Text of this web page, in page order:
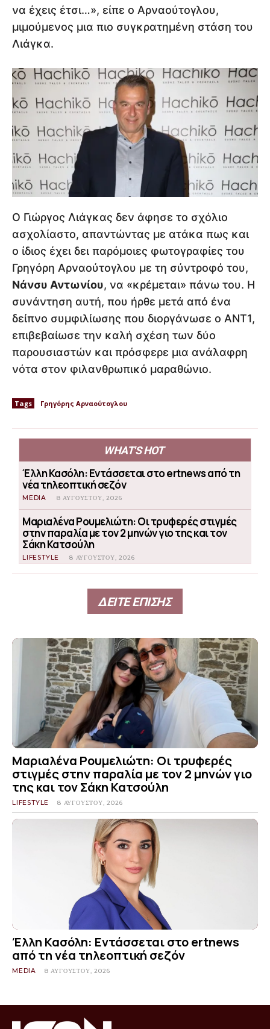
να έχεις έτσι…», είπε ο Αρναούτογλου,
μιμούμενος μια πιο συγκρατημένη στάση του
Λιάγκα.
Ο Γιώργος Λιάγκας δεν άφησε το σχόλιο
ασχολίαστο, απαντώντας με ατάκα πως και
ο ίδιος έχει δει παρόμοιες φωτογραφίες του
Γρηγόρη Αρναούτογλου με τη σύντροφό του,
Νάνσυ Αντωνίου, να «κρέμεται» πάνω του. Η
συνάντηση αυτή, που ήρθε μετά από ένα
δείπνο συμφιλίωσης που διοργάνωσε ο ΑΝΤ1,
επιβεβαίωσε την καλή σχέση των δύο
παρουσιαστών και πρόσφερε μια ανάλαφρη
νότα στον φιλανθρωπικό μαραθώνιο.
Tags Γρηγόρης Αρναούτογλου
WHAT'S HOT
Έλλη Κασόλη: Εντάσσεται στο ertnews από τη
νέα τηλεοπτική σεζόν
MEDIA 8 ΑΥΓΟΎΣΤΟΥ, 2026
Μαριαλένα Ρουμελιώτη: Οι τρυφερές στιγμές
στην παραλία με τον 2 μηνών γιο της και τον
Σάκη Κατσούλη
LIFESTYLE 8 ΑΥΓΟΎΣΤΟΥ, 2026
ΔΕΙΤΕ ΕΠΙΣΗΣ
Μαριαλένα Ρουμελιώτη: Οι τρυφερές
στιγμές στην παραλία με τον 2 μηνών γιο
της και τον Σάκη Κατσούλη
LIFESTYLE 8 ΑΥΓΟΎΣΤΟΥ, 2026
Έλλη Κασόλη: Εντάσσεται στο ertnews
από τη νέα τηλεοπτική σεζόν
MEDIA 8 ΑΥΓΟΎΣΤΟΥ, 2026